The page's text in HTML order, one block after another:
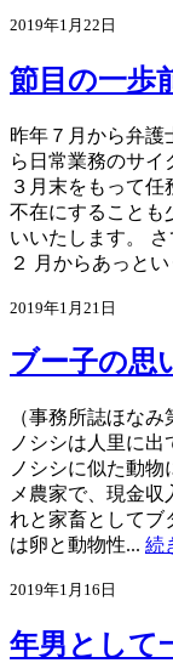
2019年1月22日
節目の一歩
昨年７月から弁護
ら日常業務のサイ
３月末をもって
不在にすることも
いいたします。
２ 月からあっと
2019年1月21日
ブー子の思
（事務所誌ほな
ノシシは人里に出
ノシシに似た動
メ農家で、現金
れと家畜としてブ
は卵と動物性... 続
2019年1月16日
年男として